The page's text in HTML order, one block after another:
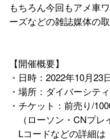
もちろん今回もアメ車
ーズなどの雑誌媒体の取
【開催概要】
・日時：2022年10月23
・場所：ダイバーシテ
・チケット：前売り/
（ローソン・CNプレ
Lコードなどの詳細は